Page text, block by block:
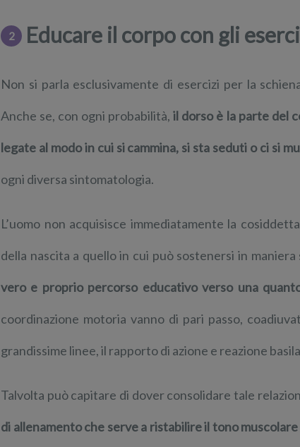
2 Educare il corpo con gli
Non si parla esclusivamente di esercizi per la
Anche se, con ogni probabilità,il dorso è la parte del
legate al modo in cui si cammina, si sta seduti o ci si
ogni diversa sintomatologia.
L’uomo non acquisisce immediatamente la
della nascita a quello in cui può sostenersi in
vero e proprio percorso educativo verso una
coordinazione motoria vanno di pari passo,
grandissime linee, il rapporto di azione e reazione
Talvolta può capitare di dover consolidare tale
di allenamento che serve a ristabilire il tono